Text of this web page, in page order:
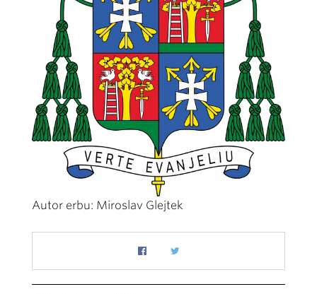
Autor erbu: Miroslav Glejtek